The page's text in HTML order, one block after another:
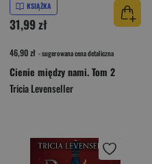
KSIĄŻKA
31,99 zł
46,90 zł - sugerowana cena detaliczna
Cienie między nami. Tom 2
Tricia Levenseller